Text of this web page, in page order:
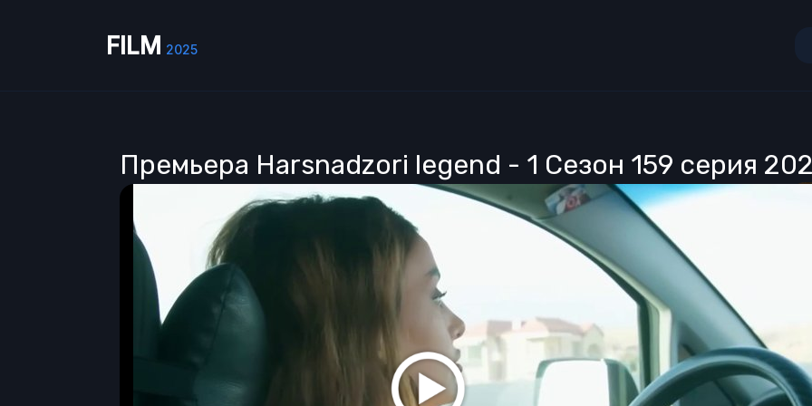
FILM 2025
Премьера Harsnadzori legend - 1 Сезон 159 серия